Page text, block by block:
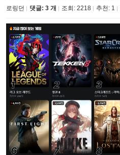
로링던 댓글: 3 개 조회: 2218 추천: 1